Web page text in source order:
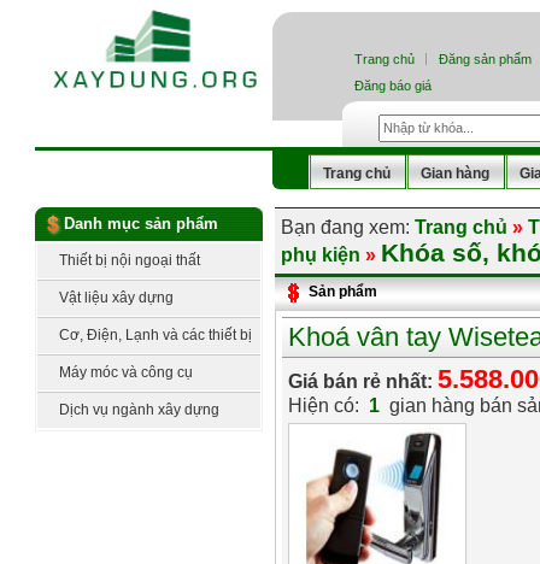
Trang chủ
Đăng sản phẩm
Đăng báo giá
Trang chủ Gian hàng
Danh mục sản phẩm
Thiết bị nội ngoại thất
Vật liệu xây dựng
Cơ, Điện, Lạnh và các thiết bị
công nghệ
Máy móc và công cụ
Dịch vụ ngành xây dựng
Bạn đang xem: Trang chủ »
phụ kiện » Khóa số,
Sản phẩm
Khoá vân tay
Giá bán rẻ nhất:
Hiện có: 1gian hàng bán